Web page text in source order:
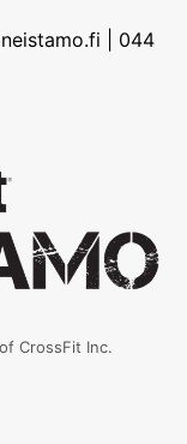
| 044
CrossFit Inc.